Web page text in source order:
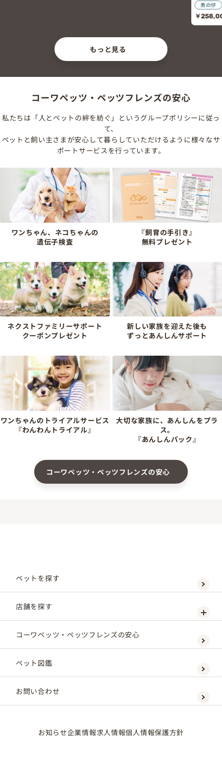
男の仔
￥
もっと見る
コーワペッツ・ペッツフレンズの安心
私たちは「人とペットの絆を紡ぐ」というグループポリシーに従っ
て、
ペットと飼い主さまが安心して暮らしていただけるように様々なサ
ポートサービスを行っています。
ワンちゃん、ネコちゃんの
遺伝子検査
『飼育の手引き』
無料プレゼント
ネクストファミリーサポート
クーポンプレゼント
新しい家族を迎えた後も
ずっとあんしんサポート
ワンちゃんのトライアルサービス
『わんわんトライアル』
大切な家族に、あんしんをプラ
ス。
『あんしんパック』
コーワペッツ・ペッツフレンズの安心
ペットを探す
店舗を探す
コーワペッツ・ペッツフレンズの安心
ペット図鑑
お問い合わせ
お知らせ企業情報求人情報個人情報保護方針